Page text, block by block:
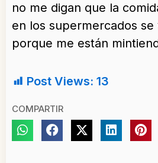
no me digan que la
en los supermercados
porque me están
Post Views: 13
COMPARTIR